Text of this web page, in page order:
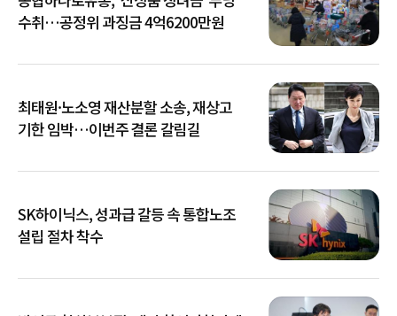
수취…공정위 과징금 4억6200만원
최태원·노소영 재산분할 소송, 재상고
기한 임박…이번주 결론 갈림길
SK하이닉스, 성과급 갈등 속 통합노조
설립 절차 착수